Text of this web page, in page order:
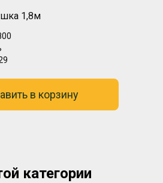
1,8м
в корзину
категории